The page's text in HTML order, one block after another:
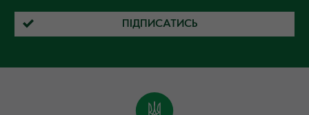
ПІДПИСАТИСЬ